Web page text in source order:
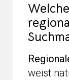
weist